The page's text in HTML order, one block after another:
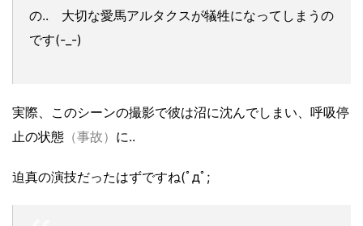
の.. 大切な愛馬アルタクスが犠牲になってしまうの
です(-_-)
実際、このシーンの撮影で彼は沼に沈んでしまい、呼吸停
止の状態 （事故） に..
迫真の演技だったはずですね(ﾟдﾟ;